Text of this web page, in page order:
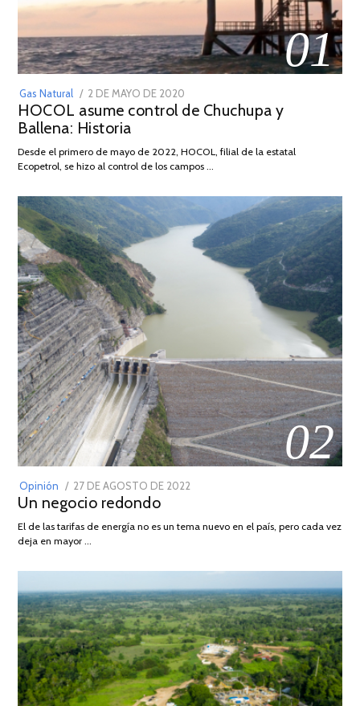
01
Gas Natural
POSTED
ON
2 DE MAYO DE 2020
DE
2026
HOCOL asume control de Chuchupa y
Ballena: Historia
Desde el primero de mayo de 2022, HOCOL, filial de la estatal
Ecopetrol, se hizo al control de los campos …
02
Opinión
POSTED
ON
27 DE AGOSTO DE 2022
DE
Un negocio redondo
El de las tarifas de energía no es un tema nuevo en el país, pero cada vez
deja en mayor …